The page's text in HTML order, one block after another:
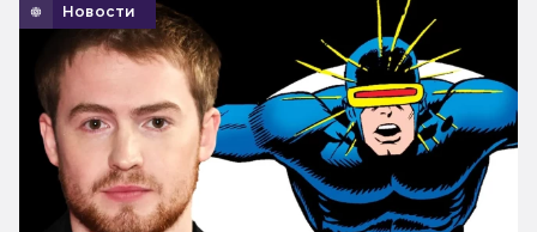
Новости